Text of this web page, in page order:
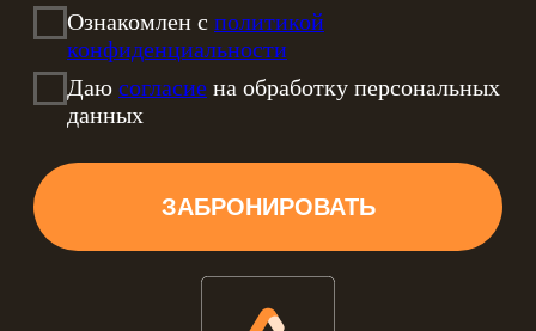
значение имеет расположение
источников освещения.
Отличный вариант для
оформления однотонного
покрытия – фотопечать. Это
выглядит очень интересно и
подсветку углубленных зон
достичь необычной световой